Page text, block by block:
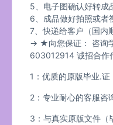
5、电子图确认好转成
6、成品做好拍照或者
7、快递给客户（国内
→ ★向您保证： 咨询
603012914 诚招合作
1：优质的原版毕业.证
2：专业耐心的客服咨
3：与真实原版文件（